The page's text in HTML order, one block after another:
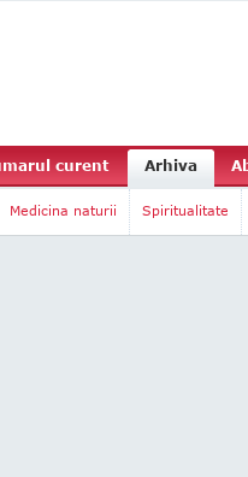
curent Arhiva
Medicina naturii Spiritualitate